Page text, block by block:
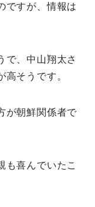
ですが、情報は
で、中山翔太さ
そうです。
が朝鮮関係者で
も喜んでいたこ